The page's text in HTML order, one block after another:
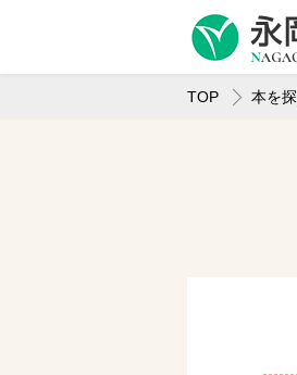
TOP 本を